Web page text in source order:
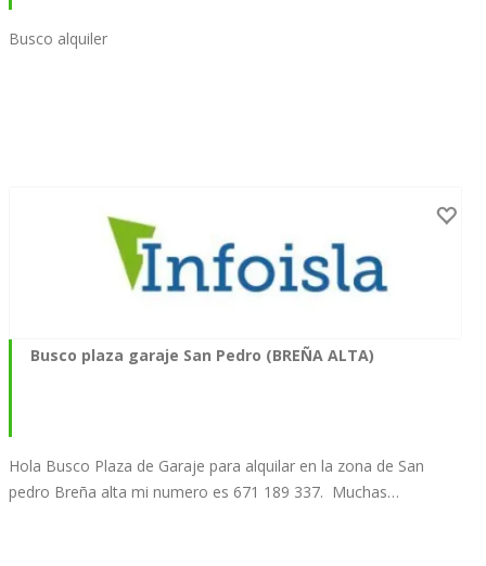
Busco alquiler
Busco plaza garaje San Pedro (BREÑA ALTA)
Hola Busco Plaza de Garaje para alquilar en la zona de San
pedro Breña alta mi numero es 671 189 337. Muchas…